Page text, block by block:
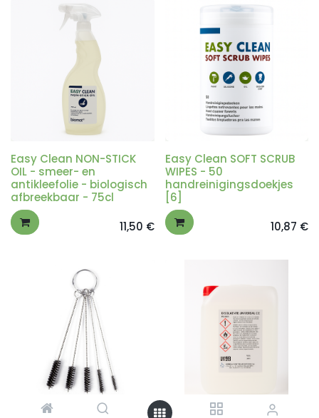
Easy Clean NON-STICK
OIL - smeer- en
antikleefolie - biologisch
afbreekbaar - 75cl
11,50 €
Easy Clean SOFT SCRUB
WIPES - 50
handreinigingsdoekjes
[6]
10,87 €